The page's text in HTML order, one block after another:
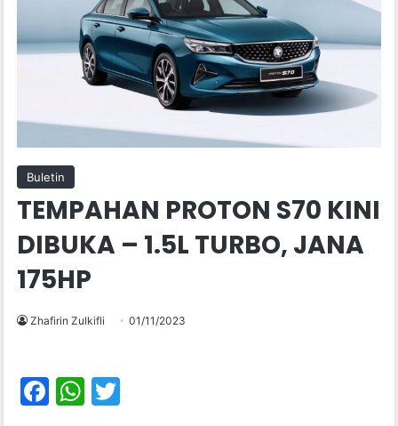
Buletin
TEMPAHAN PROTON S70 KINI
DIBUKA – 1.5L TURBO, JANA
175HP
Zhafirin Zulkifli 01/11/2023
F
W